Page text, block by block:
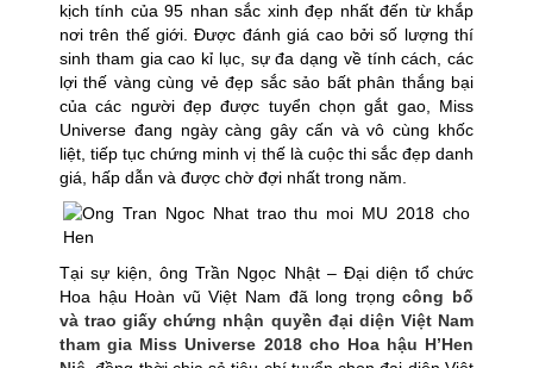
kịch tính của 95 nhan sắc xinh đẹp nhất đến từ khắp
nơi trên thế giới. Được đánh giá cao bởi số lượng thí
sinh tham gia cao kỉ lục, sự đa dạng về tính cách, các
lợi thế vàng cùng vẻ đẹp sắc sảo bất phân thắng bại
của các người đẹp được tuyển chọn gắt gao, Miss
Universe đang ngày càng gây cấn và vô cùng khốc
liệt, tiếp tục chứng minh vị thế là cuộc thi sắc đẹp danh
giá, hấp dẫn và được chờ đợi nhất trong năm.
Tại sự kiện, ông Trần Ngọc Nhật – Đại diện tổ chức
Hoa hậu Hoàn vũ Việt Nam đã long trọngcông bố
và trao giấy chứng nhận quyền đại diện Việt Nam
tham gia Miss Universe 2018 cho Hoa hậu H’Hen